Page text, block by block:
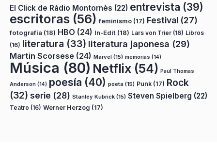
El Click de Ràdio Montornès (22) entrevista (39)
escritoras (56) feminismo (17) Festival (27)
fotografía (18) HBO (24) In-Edit (18) Lars von Trier (16) Libros
(16) literatura (33) literatura japonesa (29)
Martin Scorsese (24) Marvel (15) memorias (14)
Música (80) Netflix (54) Paul Thomas
Anderson (14) poesía (40) poeta (15) Punk (17) Rock
(32) serie (28) Stanley Kubrick (15) Steven Spielberg (22)
Teatro (16) Werner Herzog (17)